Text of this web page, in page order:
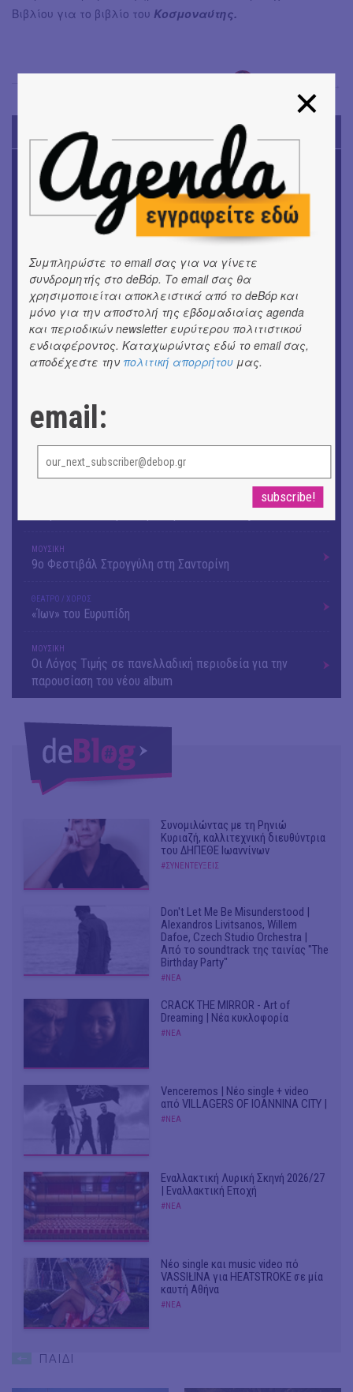
Βιβλίου για το βιβλίο του Κοσμοναύτης.
TODAY'S EVENTS
ΜΟΥΣΙΚΗ
16o Samos Young Artists Festival
OUTDΟORS
ANILIO PARK FESTIVAL 2026
ΘΕΑΤΡΟ / ΧΟΡΟΣ
«ΑΗ ΛΑΟΣ» | Ένα σκηνικό ρέκβιεμ για την ήττα ενός
λαού
ΕΙΚΑΣΤΙΚΑ
Ομαδική έκθεση | Προσωρινά για Πάντα
Θανάσης Λάλας-Κώστας Τσόκλης - Συνομιλώντας με
εικόνες και λέξεις
ΜΟΥΣΙΚΗ
9o Φεστιβάλ Στρογγύλη στη Σαντορίνη
ΘΕΑΤΡΟ / ΧΟΡΟΣ
«Ίων» του Ευρυπίδη
ΜΟΥΣΙΚΗ
Οι Λόγος Τιμής σε πανελλαδική περιοδεία για την
παρουσίαση του νέου album
Συνομιλώντας με τη Ρηνιώ
Κυριαζή, καλλιτεχνική διευθύντρια
του ΔΗΠΕΘΕ Ιωαννίνων
#ΣΥΝΕΝΤΕΥΞΕΙΣ
Don't Let Me Be Misunderstood |
Alexandros Livitsanos, Willem
Dafoe, Czech Studio Orchestra |
Από το soundtrack της ταινίας "The
Birthday Party"
#ΝΕΑ
CRACK THE MIRROR - Art of
Dreaming | Νέα κυκλοφορία
#ΝΕΑ
Venceremos | Νέο single + video
από VILLAGERS OF IOANNINA CITY |
#ΝΕΑ
Εναλλακτική Λυρική Σκηνή 2026/27
| Εναλλακτική Εποχή
#ΝΕΑ
Νέο single και music video πό
VASSIŁINA για HEATSTROKE σε μία
καυτή Αθήνα
#ΝΕΑ
ΠΑΙΔΙ
Συμπληρώστε το email σας για να γίνετε
συνδρομητής στο deBόp. Το email σας θα
χρησιμοποιείται αποκλειστικά από το deBόp και
μόνο για την αποστολή της εβδομαδιαίας agenda
και περιοδικών newsletter ευρύτερου πολιτιστικού
ενδιαφέροντος. Καταχωρώντας εδώ το email σας,
αποδέχεστε την πολιτική απορρήτου μας.
email: